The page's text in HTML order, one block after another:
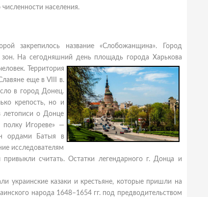
населения.
закрепилось название «Слобожанщина». Город
зон. На сегодняшний день площадь города Харькова
Территория
еще в VIII в.
в город Донец.
крепость, но и
летописи о Донце
Игореве» —
ордами Батыя в
исследователям
считать. Остатки легендарного г. Донца и
украинские казаки и крестьяне, которые пришли на
народа 1648–1654 гг. под предводительством